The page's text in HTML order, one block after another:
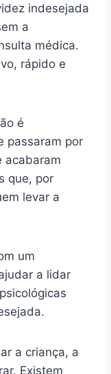
indesejada
a
médica.
rápido e
é
passaram por
acabaram
que, por
levar a
um
a lidar
a criança, a
Existem